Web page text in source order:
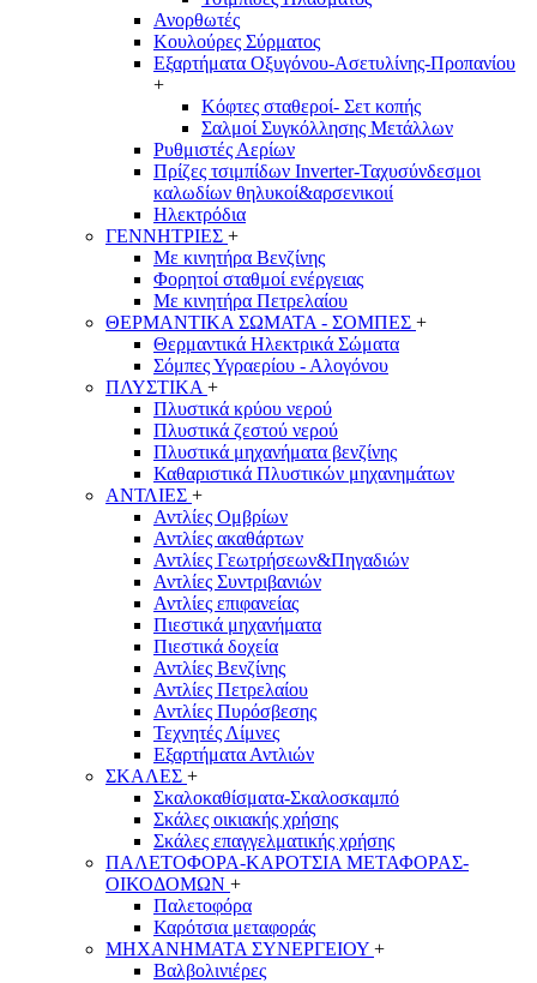
Ανορθωτές
Κουλούρες Σύρματος
Εξαρτήματα Οξυγόνου-Ασετυλίνης-Προπανίου
+
Κόφτες σταθεροί- Σετ κοπής
Σαλμοί Συγκόλλησης Μετάλλων
Ρυθμιστές Αερίων
Πρίζες τσιμπίδων Inverter-Ταχυσύνδεσμοι
καλωδίων θηλυκοί&αρσενικοιί
Ηλεκτρόδια
ΓΕΝΝΗΤΡΙΕΣ +
Με κινητήρα Βενζίνης
Φορητοί σταθμοί ενέργειας
Με κινητήρα Πετρελαίου
ΘΕΡΜΑΝΤΙΚΑ ΣΩΜΑΤΑ - ΣΟΜΠΕΣ +
Θερμαντικά Ηλεκτρικά Σώματα
Σόμπες Υγραερίου - Αλογόνου
ΠΛΥΣΤΙΚΑ +
Πλυστικά κρύου νερού
Πλυστικά ζεστού νερού
Πλυστικά μηχανήματα βενζίνης
Καθαριστικά Πλυστικών μηχανημάτων
ΑΝΤΛΙΕΣ +
Αντλίες Ομβρίων
Αντλίες ακαθάρτων
Αντλίες Γεωτρήσεων&Πηγαδιών
Αντλίες Συντριβανιών
Αντλίες επιφανείας
Πιεστικά μηχανήματα
Πιεστικά δοχεία
Αντλίες Βενζίνης
Αντλίες Πετρελαίου
Αντλίες Πυρόσβεσης
Τεχνητές Λίμνες
Εξαρτήματα Αντλιών
ΣΚΑΛΕΣ +
Σκαλοκαθίσματα-Σκαλοσκαμπό
Σκάλες οικιακής χρήσης
Σκάλες επαγγελματικής χρήσης
ΠΑΛΕΤΟΦΟΡΑ-ΚΑΡΟΤΣΙΑ ΜΕΤΑΦΟΡΑΣ-
ΟΙΚΟΔΟΜΩΝ +
Παλετοφόρα
Καρότσια μεταφοράς
ΜΗΧΑΝΗΜΑΤΑ ΣΥΝΕΡΓΕΙΟΥ +
Βαλβολινιέρες